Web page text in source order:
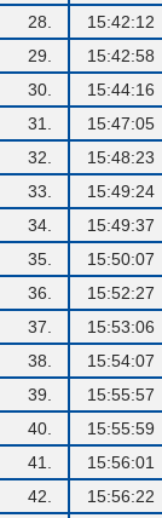
28.
15:42:12
29.
15:42:58
30.
15:44:16
31.
15:47:05
32.
15:48:23
33.
15:49:24
34.
15:49:37
35.
15:50:07
36.
15:52:27
37.
15:53:06
38.
15:54:07
39.
15:55:57
40.
15:55:59
41.
15:56:01
42.
15:56:22